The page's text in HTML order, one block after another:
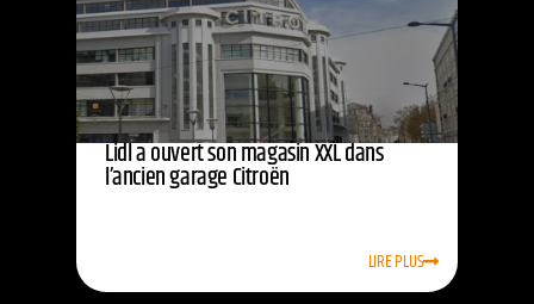
Lidl a ouvert son magasin XXL dans
l’ancien garage Citroën
LIRE PLUS